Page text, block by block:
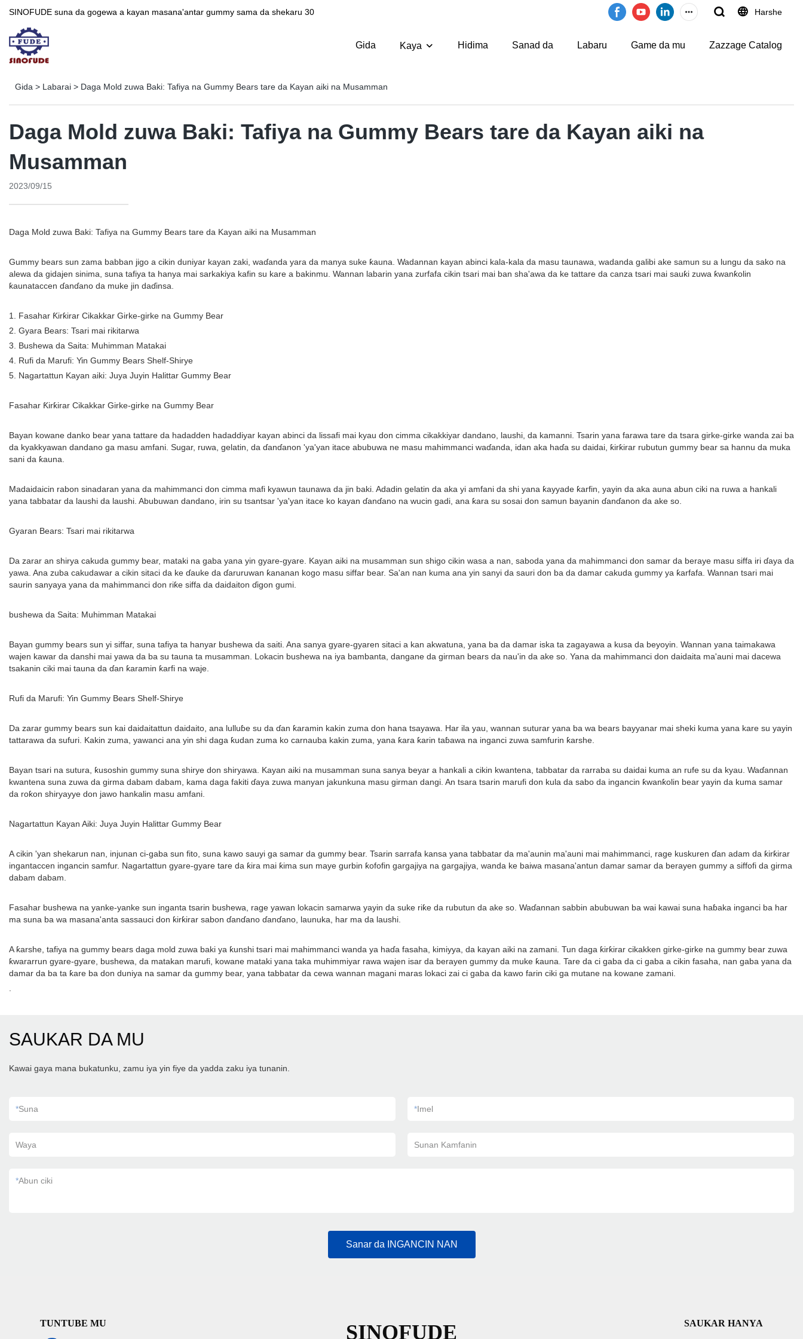
SINOFUDE suna da gogewa a kayan masana'antar gummy sama da shekaru 30 Harshe
Gida Kaya Hidima Sanad da Labaru Game da mu Zazzage Catalog
Gida > Labarai > Daga Mold zuwa Baki: Tafiya na Gummy Bears tare da Kayan aiki na Musamman
Daga Mold zuwa Baki: Tafiya na Gummy Bears tare da Kayan aiki na
Musamman
2023/09/15
Daga Mold zuwa Baki: Tafiya na Gummy Bears tare da Kayan aiki na Musamman
Gummy bears sun zama babban jigo a cikin duniyar kayan zaki, waɗanda yara da manya suke ƙauna. Wadannan kayan abinci kala-kala da masu taunawa, wadanda galibi ake samun su a lungu da sako na
alewa da gidajen sinima, suna tafiya ta hanya mai sarkakiya kafin su kare a bakinmu. Wannan labarin yana zurfafa cikin tsari mai ban sha'awa da ke tattare da canza tsari mai sauƙi zuwa ƙwanƙolin
ƙaunataccen ɗanɗano da muke jin daɗinsa.
1. Fasahar Ƙirƙirar Cikakkar Girke-girke na Gummy Bear
2. Gyara Bears: Tsari mai rikitarwa
3. Bushewa da Saita: Muhimman Matakai
4. Rufi da Marufi: Yin Gummy Bears Shelf-Shirye
5. Nagartattun Kayan aiki: Juya Juyin Halittar Gummy Bear
Fasahar Ƙirƙirar Cikakkar Girke-girke na Gummy Bear
Bayan kowane danko bear yana tattare da hadadden hadaddiyar kayan abinci da lissafi mai kyau don cimma cikakkiyar dandano, laushi, da kamanni. Tsarin yana farawa tare da tsara girke-girke wanda zai ba
da kyakkyawan dandano ga masu amfani. Sugar, ruwa, gelatin, da ɗanɗanon 'ya'yan itace abubuwa ne masu mahimmanci waɗanda, idan aka haɗa su daidai, ƙirƙirar rubutun gummy bear sa hannu da muka
sani da ƙauna.
Madaidaicin rabon sinadaran yana da mahimmanci don cimma mafi kyawun taunawa da jin baki. Adadin gelatin da aka yi amfani da shi yana ƙayyade ƙarfin, yayin da aka auna abun ciki na ruwa a hankali
yana tabbatar da laushi da laushi. Abubuwan dandano, irin su tsantsar 'ya'yan itace ko kayan ɗanɗano na wucin gadi, ana ƙara su sosai don samun bayanin ɗanɗanon da ake so.
Gyaran Bears: Tsari mai rikitarwa
Da zarar an shirya cakuda gummy bear, mataki na gaba yana yin gyare-gyare. Kayan aiki na musamman sun shigo cikin wasa a nan, saboda yana da mahimmanci don samar da beraye masu siffa iri ɗaya da
yawa. Ana zuba cakudawar a cikin sitaci da ke ɗauke da ɗaruruwan ƙananan kogo masu siffar bear. Sa'an nan kuma ana yin sanyi da sauri don ba da damar cakuda gummy ya ƙarfafa. Wannan tsari mai
saurin sanyaya yana da mahimmanci don riƙe siffa da daidaiton ɗigon gumi.
bushewa da Saita: Muhimman Matakai
Bayan gummy bears sun yi siffar, suna tafiya ta hanyar bushewa da saiti. Ana sanya gyare-gyaren sitaci a kan akwatuna, yana ba da damar iska ta zagayawa a kusa da beyoyin. Wannan yana taimakawa
wajen kawar da danshi mai yawa da ba su tauna ta musamman. Lokacin bushewa na iya bambanta, dangane da girman bears da nau'in da ake so. Yana da mahimmanci don daidaita ma'auni mai dacewa
tsakanin ciki mai tauna da ɗan ƙaramin ƙarfi na waje.
Rufi da Marufi: Yin Gummy Bears Shelf-Shirye
Da zarar gummy bears sun kai daidaitattun daidaito, ana lulluɓe su da ɗan ƙaramin kakin zuma don hana tsayawa. Har ila yau, wannan suturar yana ba wa bears bayyanar mai sheki kuma yana kare su yayin
tattarawa da sufuri. Kakin zuma, yawanci ana yin shi daga ƙudan zuma ko carnauba kakin zuma, yana ƙara ƙarin taɓawa na inganci zuwa samfurin ƙarshe.
Bayan tsari na sutura, ƙusoshin gummy suna shirye don shiryawa. Kayan aiki na musamman suna sanya beyar a hankali a cikin kwantena, tabbatar da rarraba su daidai kuma an rufe su da kyau. Waɗannan
kwantena suna zuwa da girma dabam dabam, kama daga fakiti ɗaya zuwa manyan jakunkuna masu girman dangi. An tsara tsarin marufi don kula da sabo da ingancin ƙwanƙolin bear yayin da kuma samar
da roƙon shiryayye don jawo hankalin masu amfani.
Nagartattun Kayan Aiki: Juya Juyin Halittar Gummy Bear
A cikin 'yan shekarun nan, injunan ci-gaba sun fito, suna kawo sauyi ga samar da gummy bear. Tsarin sarrafa kansa yana tabbatar da ma'aunin ma'auni mai mahimmanci, rage kuskuren ɗan adam da ƙirƙirar
ingantaccen ingancin samfur. Nagartattun gyare-gyare tare da ƙira mai ƙima sun maye gurbin ƙofofin gargajiya na gargajiya, wanda ke baiwa masana'antun damar samar da berayen gummy a siffofi da girma
dabam dabam.
Fasahar bushewa na yanke-yanke sun inganta tsarin bushewa, rage yawan lokacin samarwa yayin da suke riƙe da rubutun da ake so. Waɗannan sabbin abubuwan ba wai kawai suna haɓaka inganci ba har
ma suna ba wa masana'anta sassauci don ƙirƙirar sabon ɗanɗano ɗanɗano, launuka, har ma da laushi.
A ƙarshe, tafiya na gummy bears daga mold zuwa baki ya ƙunshi tsari mai mahimmanci wanda ya haɗa fasaha, kimiyya, da kayan aiki na zamani. Tun daga ƙirƙirar cikakken girke-girke na gummy bear zuwa
ƙwararrun gyare-gyare, bushewa, da matakan marufi, kowane mataki yana taka muhimmiyar rawa wajen isar da berayen gummy da muke ƙauna. Tare da ci gaba da ci gaba a cikin fasaha, nan gaba yana da
damar da ba ta ƙare ba don duniya na samar da gummy bear, yana tabbatar da cewa wannan magani maras lokaci zai ci gaba da kawo farin ciki ga mutane na kowane zamani.
SAUKAR DA MU
Kawai gaya mana bukatunku, zamu iya yin fiye da yadda zaku iya tunanin.
*Suna *Imel
Waya Sunan Kamfanin
*Abun ciki
Sanar da INGANCIN NAN
TUNTUBE MU SINOFUDE SAUKAR HANYA